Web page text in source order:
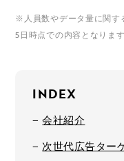
※人員数やデータ量に関す
5日時点での内容となります
INDEX
会社紹介
次世代広告ター